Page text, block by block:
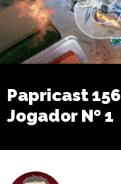
Papricast
Jogador Nº 1